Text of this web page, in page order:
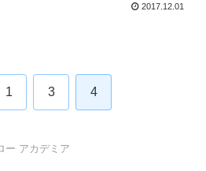
2017.12.01
1 3 4
ー アカデミア